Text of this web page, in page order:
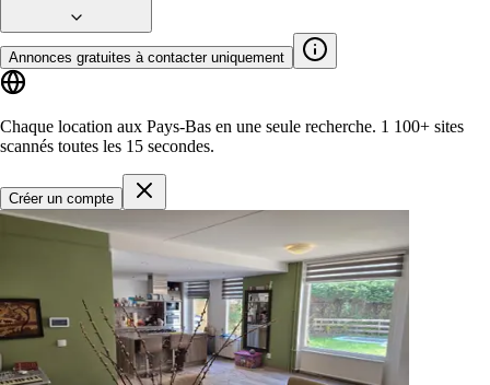
Annonces gratuites à contacter uniquement
Chaque location aux Pays-Bas en une seule recherche. 1 100+ sites
scannés toutes les 15 secondes.
Créer un compte